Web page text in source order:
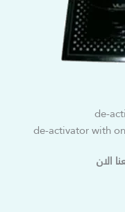
de-
de-activator with
الان